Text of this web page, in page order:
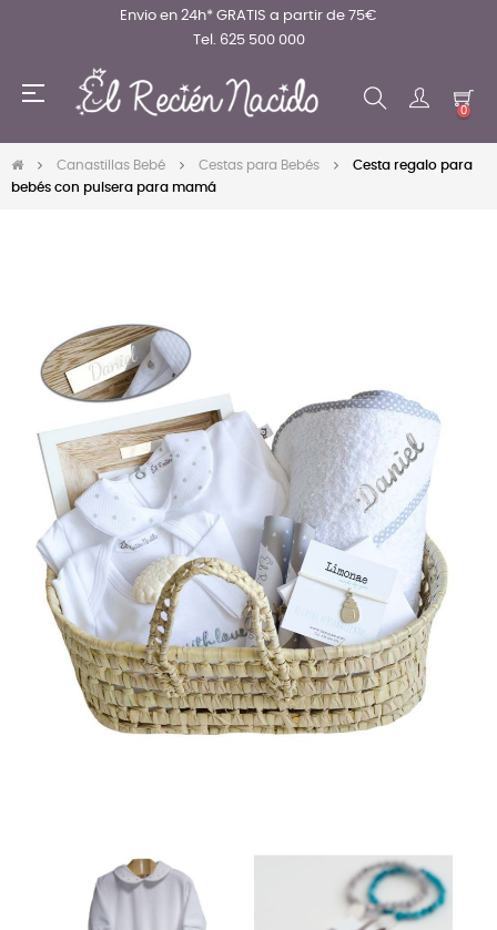
Envio en 24h* GRATIS a partir de 75€
Tel. 625 500 000
Navegación
☰
0
Canastillas Bebé Cestas para Bebés
Cesta regalo para
bebés con pulsera para mamá